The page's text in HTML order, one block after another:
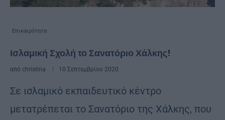
Επικαιρότητα
Ισλαμική Σχολή το Σανατόριο Χάλκης!
από christina 10 Σεπτεμβρίου 2020
Σε ισλαμικό εκπαιδευτικό κέντρο
μετατρέπεται το Σανατόριο της Χάλκης, που